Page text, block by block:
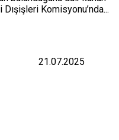
Komisyonu’nda...
21.07.2025